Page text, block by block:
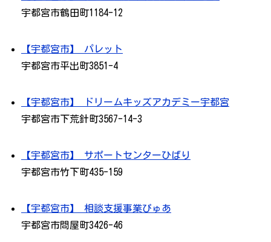
宇都宮市鶴田町1184-12
【宇都宮市】 パレット
宇都宮市平出町3851-4
【宇都宮市】 ドリームキッズアカデミー宇都宮
宇都宮市下荒針町3567-14-3
【宇都宮市】 サポートセンターひばり
宇都宮市竹下町435-159
【宇都宮市】 相談支援事業ぴゅあ
宇都宮市問屋町3426-46